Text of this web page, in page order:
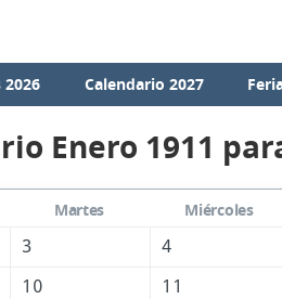
2026 Calendario 2027
Enero 1911
Martes Miércoles
3 4
10 11